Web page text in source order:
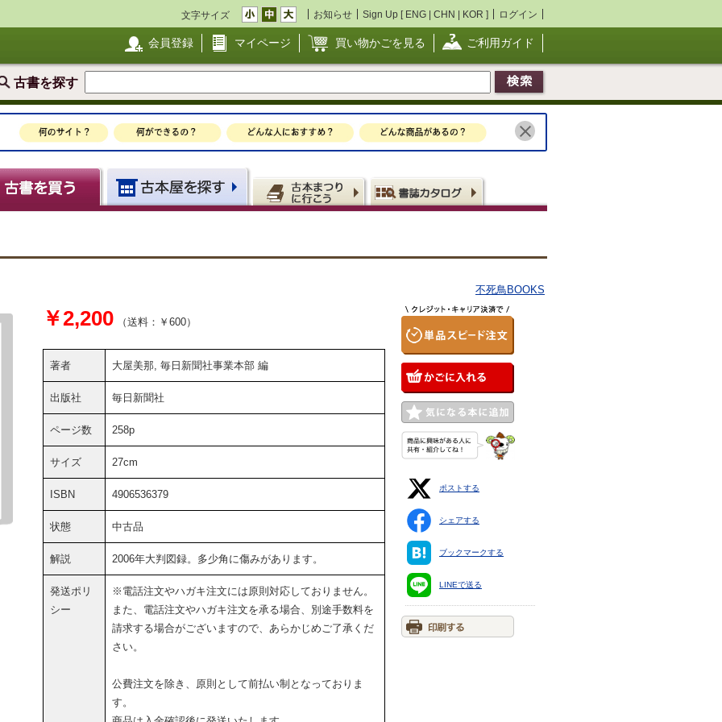
文字サイズ お知らせ Sign Up [ ENG | CHN | KOR ] ログイン
会員登録 マイページ 買い物かごを見る ご利用ガイド
古書を探す
不死鳥BOOKS
￥2,200 （送料：￥600）
著者 大屋美那, 毎日新聞社事業本部 編
出版社 毎日新聞社
ページ数 258p
サイズ 27cm
ISBN 4906536379
状態 中古品
解説 2006年大判図録。多少角に傷みがあります。
発送ポリ
シー
※電話注文やハガキ注文には原則対応しておりません。
また、電話注文やハガキ注文を承る場合、別途手数料を
請求する場合がございますので、あらかじめご了承くだ
さい。
公費注文を除き、原則として前払い制となっておりま
す。
ポストする
シェアする
ブックマークする
LINEで送る